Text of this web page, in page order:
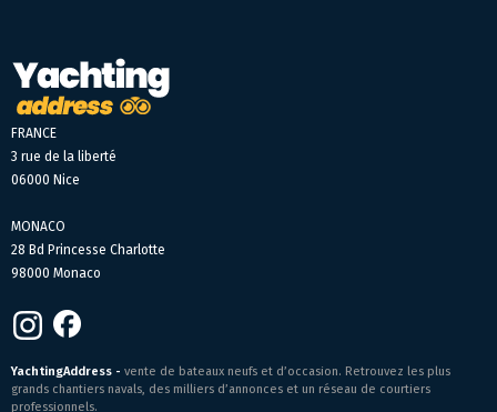
FRANCE
3 rue de la liberté
06000 Nice
MONACO
28 Bd Princesse Charlotte
98000 Monaco
YachtingAddress - vente de bateaux neufs et d’occasion. Retrouvez les plus
grands chantiers navals, des milliers d’annonces et un réseau de courtiers
professionnels.